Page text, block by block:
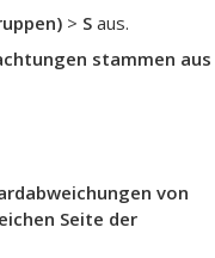
> S aus.
stammen aus
von
Seite der